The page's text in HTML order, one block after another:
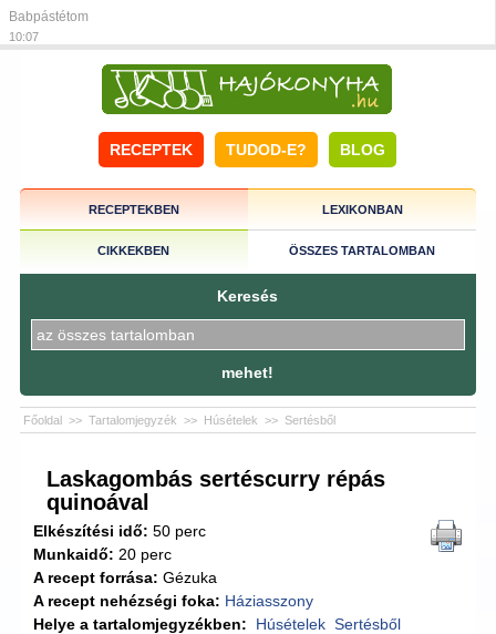
Babpástétom
10:07
RECEPTEK TUDOD-E? BLOG
RECEPTEKBEN LEXIKONBAN
CIKKEKBEN ÖSSZES TARTALOMBAN
Keresés
mehet!
Főoldal >> Tartalomjegyzék >> Húsételek >> Sertésből
Laskagombás sertéscurry répás
quinoával
Elkészítési idő: 50 perc
Munkaidő: 20 perc
A recept forrása: Gézuka
A recept nehézségi foka: Háziasszony
Helye a tartalomjegyzékben:
Húsételek Sertésből